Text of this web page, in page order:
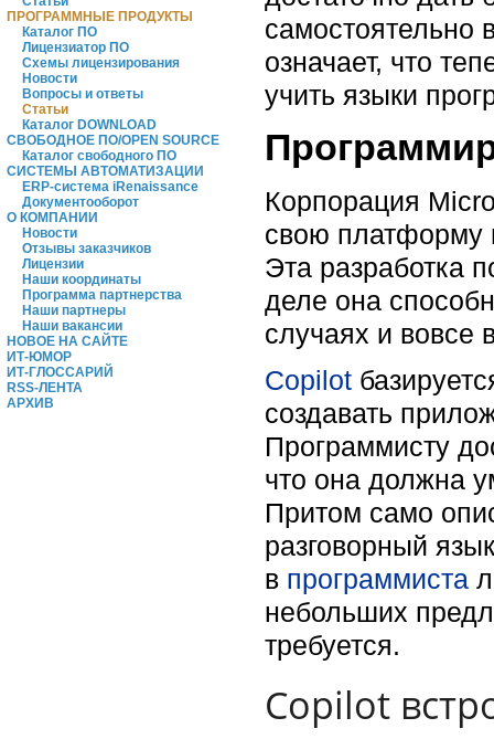
ПРОГРАММНЫЕ ПРОДУКТЫ
Каталог ПО
Лицензиатор ПО
Схемы лицензирования
Новости
Вопросы и ответы
Статьи
Каталог DOWNLOAD
СВОБОДНОЕ ПО/OPEN SOURCE
Каталог свободного ПО
СИСТЕМЫ АВТОМАТИЗАЦИИ
ERP-система iRenaissance
Документооборот
О КОМПАНИИ
Новости
Отзывы заказчиков
Лицензии
Наши координаты
Программа партнерства
Наши партнеры
Наши вакансии
НОВОЕ НА САЙТЕ
ИТ-ЮМОР
ИТ-ГЛОССАРИЙ
RSS-ЛЕНТА
АРХИВ
самостоятельно
означает, что
учить языки
Корпорация
свою платформу
Эта разработка
деле она
случаях и вовсе
Copilot
создавать
Программисту
что она должна
Притом само
разговорный
в программиста
небольших
требуется.
Copilot